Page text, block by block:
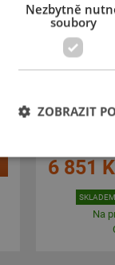
TL,
6 851
SKLADEM
Na
Nezbytně
soubory
ZOBRAZIT